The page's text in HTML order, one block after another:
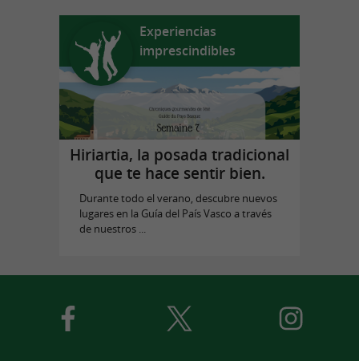
Experiencias
imprescindibles
Hiriartia, la posada tradicional
que te hace sentir bien.
Durante todo el verano, descubre nuevos
lugares en la Guía del País Vasco a través
de nuestros ...